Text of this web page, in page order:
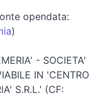
opendata:
)
- SOCIETA'
IN 'CENTRO
S.R.L.' (CF: